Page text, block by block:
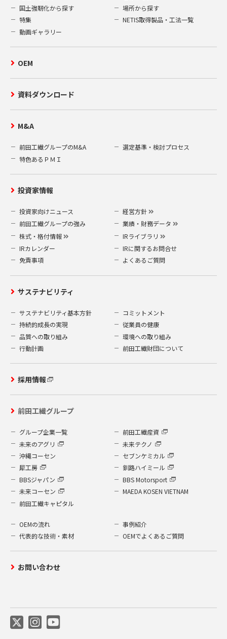
国土強靭化から探す
場所から探す
特集
NETIS取得製品・工法一覧
動画ギャラリー
OEM
資料ダウンロード
M&A
前田工繊グループのM&A
選定基準・検討プロセス
特色あるＰＭＩ
投資家情報
投資家向けニュース
経営方針
前田工繊グループの強み
業績・財務データ
株式・格付情報
IRライブラリ
IRカレンダー
IRに関するお問合せ
免責事項
よくあるご質問
サステナビリティ
サステナビリティ基本方針
コミットメント
持続的成長の実現
従業員の健康
品質への取り組み
環境への取り組み
行動計画
前田工繊財団について
採用情報
前田工繊グループ
グループ企業一覧
前田工繊産資
未来のアグリ
未来テクノ
沖縄コーセン
セブンケミカル
犀工房
釧路ハイミール
BBSジャパン
BBS Motorsport
未来コーセン
MAEDA KOSEN VIETNAM
前田工繊キャピタル
OEMの流れ
事例紹介
代表的な技術・素材
OEMでよくあるご質問
お問い合わせ